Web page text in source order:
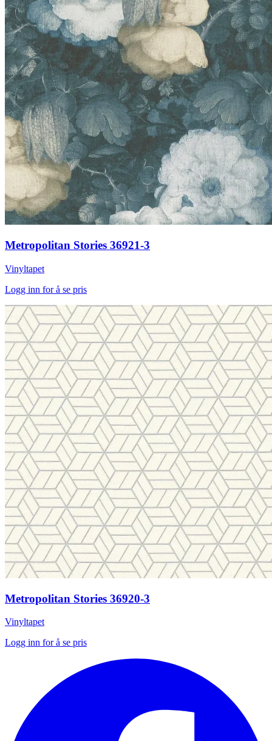
Metropolitan Stories 36921-3
Vinyltapet
Logg inn for å se pris
Metropolitan Stories 36920-3
Vinyltapet
Logg inn for å se pris